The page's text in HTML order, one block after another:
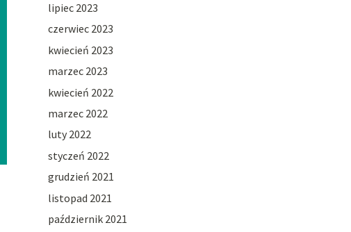
lipiec 2023
czerwiec 2023
kwiecień 2023
marzec 2023
kwiecień 2022
marzec 2022
luty 2022
styczeń 2022
grudzień 2021
listopad 2021
październik 2021